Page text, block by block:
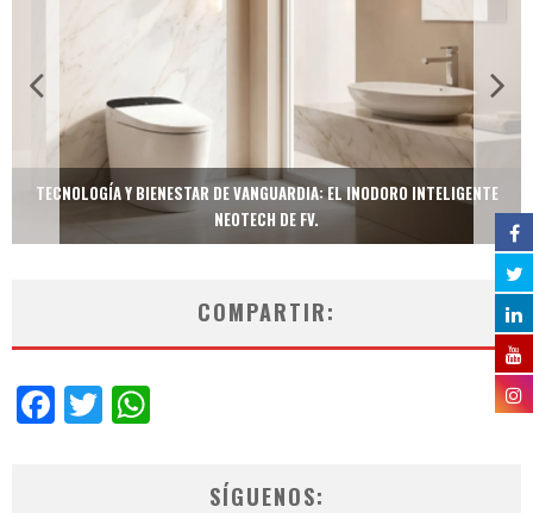
TECNOLOGÍA Y BIENESTAR DE VANGUARDIA: EL INODORO INTELIGENTE
NEOTECH DE FV.
COMPARTIR:
Facebook
Twitter
SÍGUENOS: